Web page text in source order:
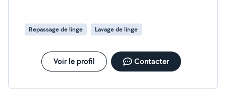
Repassage de linge Lavage de linge
Voir le profil Contacter